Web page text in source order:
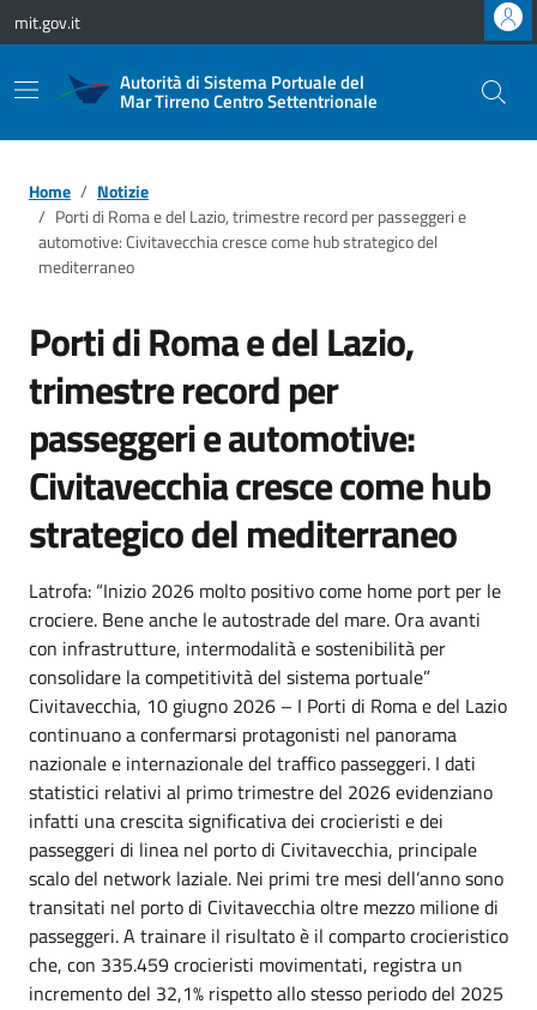
Vai ai contenuti
Vai al footer
mit.gov.it
Autorità di Sistema Portuale del
Mar Tirreno Centro Settentrionale
Home
Notizie
Porti di Roma e del Lazio, trimestre record per passeggeri e
automotive: Civitavecchia cresce come hub strategico del
mediterraneo
Porti di Roma e del Lazio,
trimestre record per
passeggeri e automotive:
Civitavecchia cresce come hub
strategico del mediterraneo
Latrofa: “Inizio 2026 molto positivo come home port per le
crociere. Bene anche le autostrade del mare. Ora avanti
con infrastrutture, intermodalità e sostenibilità per
consolidare la competitività del sistema portuale”
Civitavecchia, 10 giugno 2026 – I Porti di Roma e del Lazio
continuano a confermarsi protagonisti nel panorama
nazionale e internazionale del traffico passeggeri. I dati
statistici relativi al primo trimestre del 2026 evidenziano
infatti una crescita significativa dei crocieristi e dei
passeggeri di linea nel porto di Civitavecchia, principale
scalo del network laziale. Nei primi tre mesi dell’anno sono
transitati nel porto di Civitavecchia oltre mezzo milione di
passeggeri. A trainare il risultato è il comparto crocieristico
che, con 335.459 crocieristi movimentati, registra un
incremento del 32,1% rispetto allo stesso periodo del 2025